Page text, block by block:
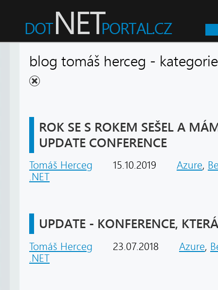
blog tomáš herceg -
ROK SE S ROKEM SEŠEL A
UPDATE CONFERENCE
Tomáš Herceg 15.10.2019 Azure,
.NET
UPDATE - KONFERENCE,
Tomáš Herceg 23.07.2018 Azure,
.NET